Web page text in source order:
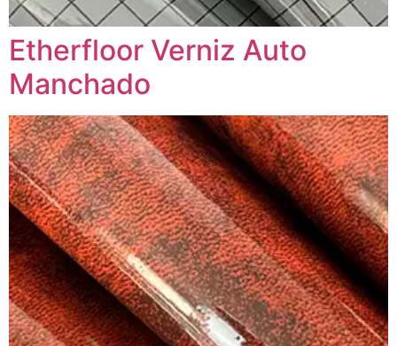
Etherfloor Verniz Auto
Manchado